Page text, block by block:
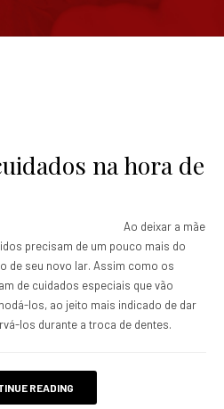
na hora de
Ao deixar a mãe
precisam de um pouco mais do
de seu novo lar. Assim como os
de cuidados especiais que vão
los, ao jeito mais indicado de dar
los durante a troca de dentes.
READING